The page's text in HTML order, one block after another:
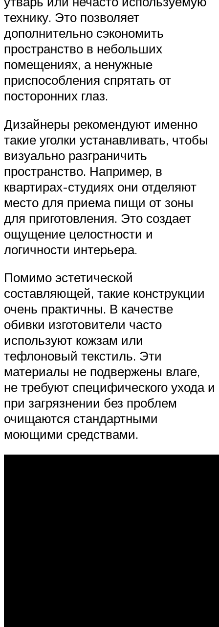
технику. Это позволяет
дополнительно сэкономить
пространство в небольших
помещениях, а ненужные
приспособления спрятать от
посторонних глаз.
Дизайнеры рекомендуют именно
такие уголки устанавливать, чтобы
визуально разграничить
пространство. Например, в
квартирах-студиях они отделяют
место для приема пищи от зоны
для приготовления. Это создает
ощущение целостности и
логичности интерьера.
Помимо эстетической
составляющей, такие конструкции
очень практичны. В качестве
обивки изготовители часто
используют кожзам или
тефлоновый текстиль. Эти
материалы не подвержены влаге,
не требуют специфического ухода и
при загрязнении без проблем
очищаются стандартными
моющими средствами.